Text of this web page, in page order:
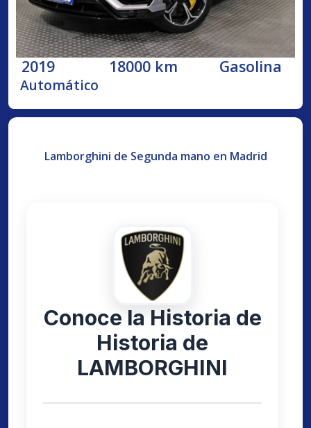
2019 18000 km Gasolina
Automático
Lamborghini de Segunda mano en Madrid
Conoce la Historia de
Historia de
LAMBORGHINI